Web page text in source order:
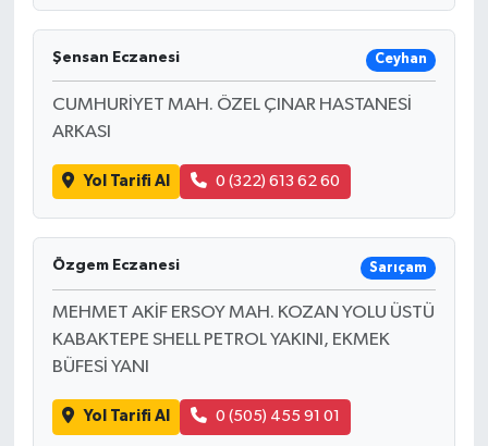
Şensan Eczanesi Ceyhan
CUMHURİYET MAH. ÖZEL ÇINAR HASTANESİ
ARKASI
Yol Tarifi Al 0 (322) 613 62 60
Özgem Eczanesi Sarıçam
MEHMET AKİF ERSOY MAH. KOZAN YOLU ÜSTÜ
KABAKTEPE SHELL PETROL YAKINI, EKMEK
BÜFESİ YANI
Yol Tarifi Al 0 (505) 455 91 01